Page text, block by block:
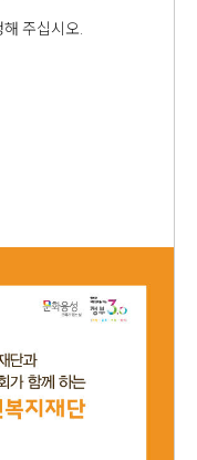
주십시오.